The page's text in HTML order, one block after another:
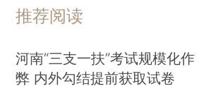
推荐阅读
河南“三支一扶”考试规模化作
弊 内外勾结提前获取试卷